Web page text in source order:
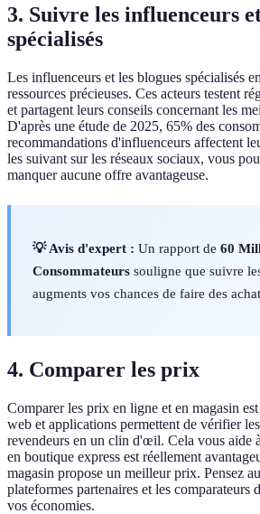
3. Suivre les influenceurs
spécialisés
Les influenceurs et les blogues spécialisés
ressources précieuses. Ces acteurs testent
et partagent leurs conseils concernant les
D'après une étude de 2025, 65% des
recommandations d'influenceurs affectent
les suivant sur les réseaux sociaux, vous
manquer aucune offre avantageuse.
💡 Avis d'expert : Un rapport de 60
Consommateurs souligne que suivre
augments vos chances de faire des
4. Comparer les prix
Comparer les prix en ligne et en magasin
web et applications permettent de vérifier
revendeurs en un clin d'œil. Cela vous aide
en boutique express est réellement
magasin propose un meilleur prix. Pensez
plateformes partenaires et les comparateurs
vos économies.